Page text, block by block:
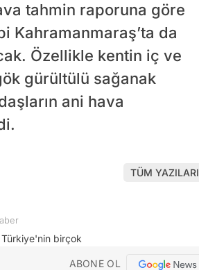
tahmin raporuna göre
Kahramanmaraş’ta da
Özellikle kentin iç ve
gürültülü sağanak
ani hava
TÜM YAZILARI
ABONE OL